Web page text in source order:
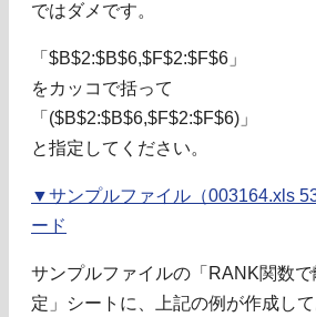
ではダメです。
「$B$2:$B$6,$F$2:$F$6」
をカッコで括って
「($B$2:$B$6,$F$2:$F$6)」
と指定してください。
▼サンプルファイル（003164.xls
ード
サンプルファイルの「RANK関数
定」シートに、上記の例が作成し